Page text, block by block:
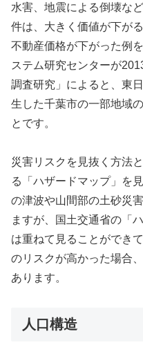
水害、地震による倒壊な
件は、大きく価値が下が
不動産価格が下がった例
ステム研究センターが
調査研究」によると、東
生した千葉市の一部地域
とです。
災害リスクを見抜く方法
る「ハザードマップ」を
の津波や山間部の土砂災
ますが、国土交通省の「
は重ねて見ることができ
のリスクが高かった場合
あります。
人口構造